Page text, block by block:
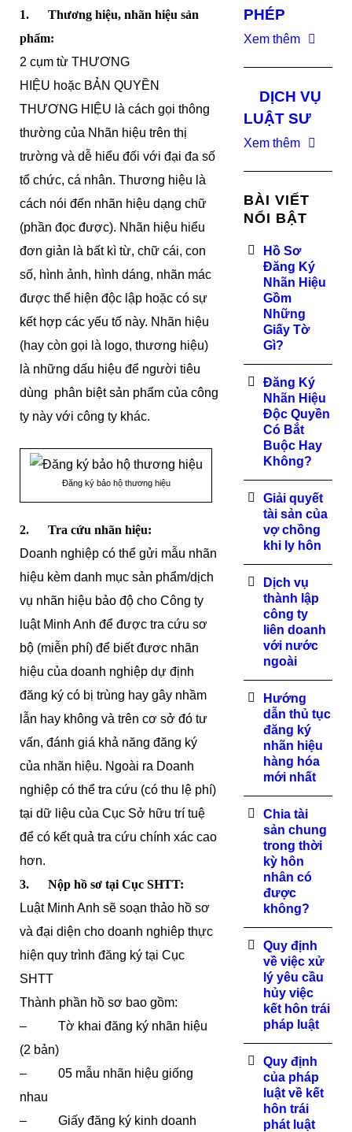
1. Thương hiệu, nhãn hiệu sản
phẩm:
2 cụm từ THƯƠNG
HIỆU hoặc BẢN QUYỀN
THƯƠNG HIỆU là cách gọi thông
thường của Nhãn hiệu trên thị
trường và dễ hiểu đối với đại đa số
tổ chức, cá nhân. Thương hiệu là
cách nói đến nhãn hiệu dạng chữ
(phần đọc được). Nhãn hiệu hiểu
đơn giản là bất kì từ, chữ cái, con
số, hình ảnh, hình dáng, nhãn mác
được thể hiện độc lập hoặc có sự
kết hợp các yếu tố này. Nhãn hiệu
(hay còn gọi là logo, thương hiệu)
là những dấu hiệu để người tiêu
dùng phân biệt sản phẩm của công
ty này với công ty khác.
Đăng ký bảo hộ thương hiệu
2. Tra cứu nhãn hiệu:
Doanh nghiệp có thể gửi mẫu nhãn
hiệu kèm danh mục sản phẩm/dịch
vụ nhãn hiệu bảo độ cho Công ty
luật Minh Anh để được tra cứu sơ
bộ (miễn phí) để biết đươc nhãn
hiệu của doanh nghiệp dự định
đăng ký có bị trùng hay gây nhầm
lẫn hay không và trên cơ sở đó tư
vấn, đánh giá khả năng đăng ký
của nhãn hiệu. Ngoài ra Doanh
nghiệp có thể tra cứu (có thu lệ phí)
tại dữ liệu của Cục Sở hữu trí tuệ
để có kết quả tra cứu chính xác cao
hơn.
3. Nộp hồ sơ tại Cục SHTT:
Luật Minh Anh sẽ soạn thảo hồ sơ
và đại diện cho doanh nghiêp thực
hiện quy trình đăng ký tại Cục
SHTT
Thành phần hồ sơ bao gồm:
– Tờ khai đăng ký nhãn hiệu
(2 bản)
– 05 mẫu nhãn hiệu giống
nhau
– Giấy đăng ký kinh doanh
PHÉP
Xem thêm
DỊCH VỤ
LUẬT SƯ
Xem thêm
BÀI VIẾT
NỔI BẬT
Hồ Sơ
Đăng Ký
Nhãn Hiệu
Gồm
Những
Giấy Tờ
Gì?
Đăng Ký
Nhãn Hiệu
Độc Quyền
Có Bắt
Buộc Hay
Không?
Giải quyết
tài sản của
vợ chồng
khi ly hôn
Dịch vụ
thành lập
công ty
liên doanh
với nước
ngoài
Hướng
dẫn thủ tục
đăng ký
nhãn hiệu
hàng hóa
mới nhất
Chia tài
sản chung
trong thời
kỳ hôn
nhân có
được
không?
Quy định
về việc xử
lý yêu cầu
hủy việc
kết hôn trái
pháp luật
Quy định
của pháp
luật về kết
hôn trái
phát luật